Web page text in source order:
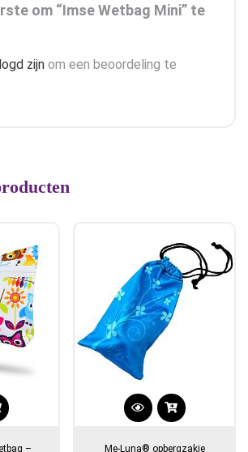
om “Imse Wetbag Mini” te
zijn om een beoordeling te
–
Dit
Me-Luna® opbergzakje